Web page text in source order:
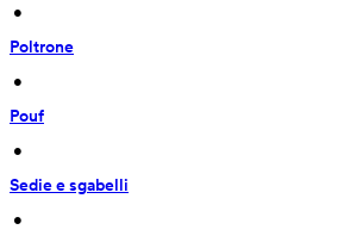
•
Poltrone
•
Pouf
•
Sedie e sgabelli
•